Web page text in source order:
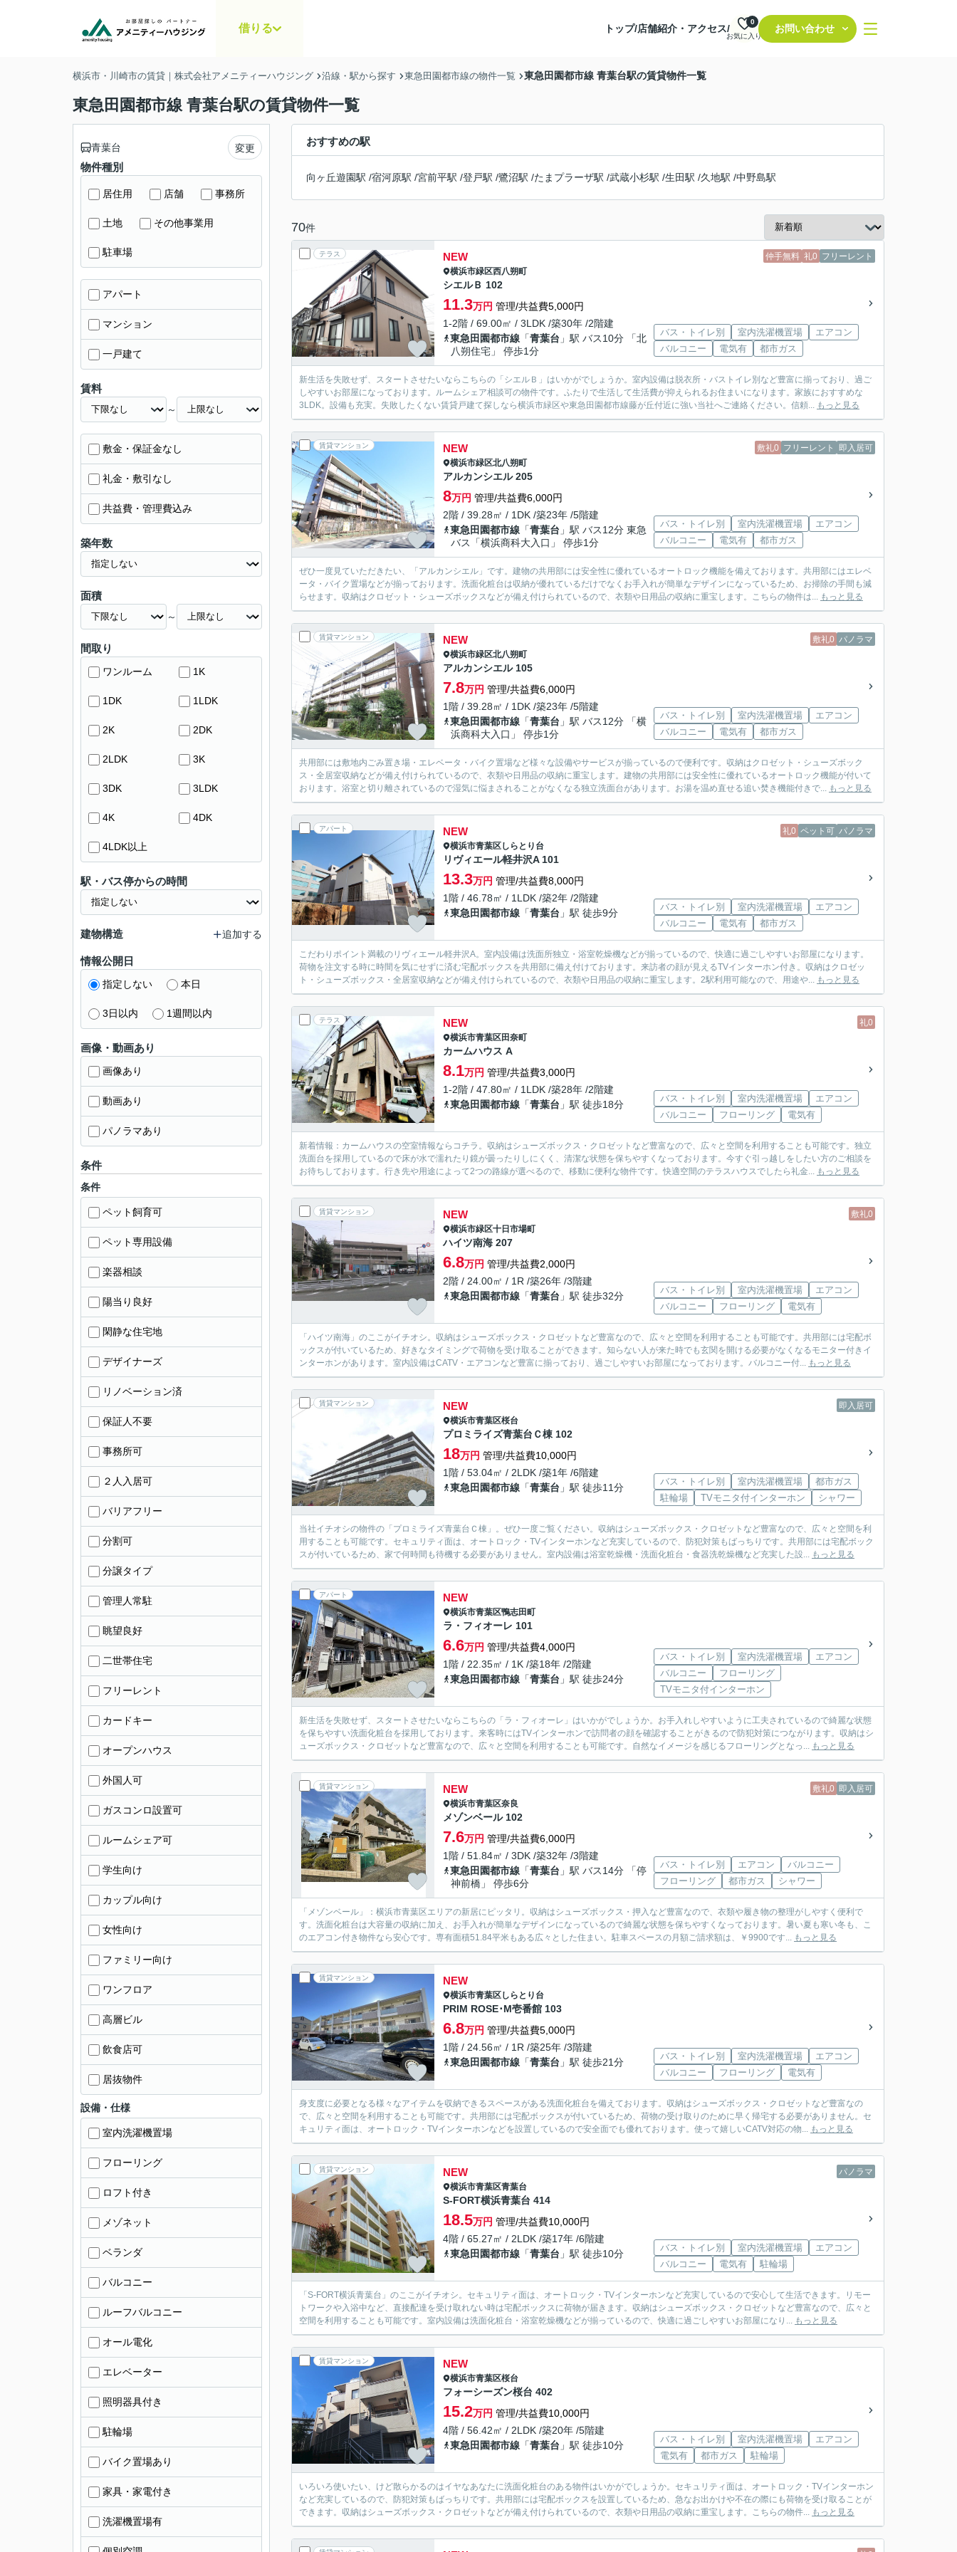
借りる トップ/店舗紹介・アクセス/
お気に入り
0
お問い合わせ
横浜市・川崎市の賃貸｜株式会社アメニティーハウジング 沿線・駅から探す 東急田園都市線の物件一覧 東急田園都市線 青葉台駅の賃貸物件一覧
東急田園都市線 青葉台駅の賃貸物件一覧
おすすめの駅
向ヶ丘遊園駅 /宿河原駅 /宮前平駅 /登戸駅 /鷺沼駅 /たまプラーザ駅 /武蔵小杉駅 /生田駅 /久地駅 /中野島駅
70件
テラス 仲手無料 礼0 フリーレント
NEW
横浜市緑区西八朔町
シエルＢ 102
11.3万円 管理/共益費5,000円
1-2階 / 69.00㎡ / 3LDK /築30年 /2階建
東急田園都市線 「青葉台 」駅 バス10分 「北
八朔住宅」 停歩1分
バス・トイレ別 室内洗濯機置場
エアコン
バルコニー
電気有 都市ガス
新生活を失敗せず、スタートさせたいならこちらの「シエルＢ」はいかがでしょうか。室内設備は脱衣所・バストイレ別など豊富に揃っており、過ご
しやすいお部屋になっております。ルームシェア相談可の物件です。ふたりで生活して生活費が抑えられるお住まいになります。家族におすすめな
3LDK。設備も充実。失敗したくない賃貸戸建て探しなら横浜市緑区や東急田園都市線藤が丘付近に強い当社へご連絡ください。信頼... もっと見る
賃貸マンション 敷礼0 フリーレント 即入居可
NEW
横浜市緑区北八朔町
アルカンシエル 205
8万円 管理/共益費6,000円
2階 / 39.28㎡ / 1DK /築23年 /5階建
東急田園都市線 「青葉台 」駅 バス12分 東急
バス「横浜商科大入口」 停歩1分
バス・トイレ別 室内洗濯機置場
エアコン
バルコニー
電気有 都市ガス
ぜひ一度見ていただきたい、「アルカンシエル」です。建物の共用部には安全性に優れているオートロック機能を備えております。共用部にはエレベ
ータ・バイク置場などが揃っております。洗面化粧台は収納が優れているだけでなくお手入れが簡単なデザインになっているため、お掃除の手間も減
らせます。収納はクロゼット・シューズボックスなどが備え付けられているので、衣類や日用品の収納に重宝します。こちらの物件は... もっと見る
賃貸マンション 敷礼0 パノラマ
NEW
横浜市緑区北八朔町
アルカンシエル 105
7.8万円 管理/共益費6,000円
1階 / 39.28㎡ / 1DK /築23年 /5階建
東急田園都市線 「青葉台 」駅 バス12分 「横
浜商科大入口」 停歩1分
バス・トイレ別 室内洗濯機置場
エアコン
バルコニー
電気有 都市ガス
共用部には敷地内ごみ置き場・エレベータ・バイク置場など様々な設備やサービスが揃っているので便利です。収納はクロゼット・シューズボック
ス・全居室収納などが備え付けられているので、衣類や日用品の収納に重宝します。建物の共用部には安全性に優れているオートロック機能が付いて
おります。浴室と切り離されているので湿気に悩まされることがなくなる独立洗面台があります。お湯を温め直せる追い焚き機能付きで... もっと見る
アパート 礼0 ペット可 パノラマ
NEW
横浜市青葉区しらとり台
リヴィエール軽井沢A 101
13.3万円 管理/共益費8,000円
1階 / 46.78㎡ / 1LDK /築2年 /2階建
東急田園都市線 「青葉台 」駅 徒歩9分
バス・トイレ別 室内洗濯機置場
エアコン
バルコニー
電気有 都市ガス
こだわりポイント満載のリヴィエール軽井沢A。室内設備は洗面所独立・浴室乾燥機などが揃っているので、快適に過ごしやすいお部屋になります。
荷物を注文する時に時間を気にせずに済む宅配ボックスを共用部に備え付けております。来訪者の顔が見えるTVインターホン付き。収納はクロゼッ
ト・シューズボックス・全居室収納などが備え付けられているので、衣類や日用品の収納に重宝します。2駅利用可能なので、用途や... もっと見る
テラス 礼0
NEW
横浜市青葉区田奈町
カームハウス A
8.1万円 管理/共益費3,000円
1-2階 / 47.80㎡ / 1LDK /築28年 /2階建
東急田園都市線 「青葉台 」駅 徒歩18分
バス・トイレ別 室内洗濯機置場
エアコン
バルコニー
フローリング 電気有
新着情報：カームハウスの空室情報ならコチラ。収納はシューズボックス・クロゼットなど豊富なので、広々と空間を利用することも可能です。独立
洗面台を採用しているので床が水で濡れたり鏡が曇ったりしにくく、清潔な状態を保ちやすくなっております。今すぐ引っ越しをしたい方のご相談を
お待ちしております。行き先や用途によって2つの路線が選べるので、移動に便利な物件です。快適空間のテラスハウスでしたら礼金... もっと見る
賃貸マンション 敷礼0
NEW
横浜市緑区十日市場町
ハイツ南海 207
6.8万円 管理/共益費2,000円
2階 / 24.00㎡ / 1R /築26年 /3階建
東急田園都市線 「青葉台 」駅 徒歩32分
バス・トイレ別 室内洗濯機置場
エアコン
バルコニー
フローリング 電気有
「ハイツ南海」のここがイチオシ。収納はシューズボックス・クロゼットなど豊富なので、広々と空間を利用することも可能です。共用部には宅配ボ
ックスが付いているため、好きなタイミングで荷物を受け取ることができます。知らない人が来た時でも玄関を開ける必要がなくなるモニター付きイ
ンターホンがあります。室内設備はCATV・エアコンなど豊富に揃っており、過ごしやすいお部屋になっております。バルコニー付... もっと見る
賃貸マンション 即入居可
NEW
横浜市青葉区桜台
プロミライズ青葉台Ｃ棟 102
18万円 管理/共益費10,000円
1階 / 53.04㎡ / 2LDK /築1年 /6階建
東急田園都市線 「青葉台 」駅 徒歩11分
バス・トイレ別 室内洗濯機置場
都市ガス
駐輪場
TVモニタ付インターホン シャワー
当社イチオシの物件の「プロミライズ青葉台Ｃ棟」。ぜひ一度ご覧ください。収納はシューズボックス・クロゼットなど豊富なので、広々と空間を利
用することも可能です。セキュリティ面は、オートロック・TVインターホンなど充実しているので、防犯対策もばっちりです。共用部には宅配ボック
スが付いているため、家で何時間も待機する必要がありません。室内設備は浴室乾燥機・洗面化粧台・食器洗乾燥機など充実した設... もっと見る
アパート NEW
横浜市青葉区鴨志田町
ラ・フィオーレ 101
6.6万円 管理/共益費4,000円
1階 / 22.35㎡ / 1K /築18年 /2階建
東急田園都市線 「青葉台 」駅 徒歩24分
バス・トイレ別 室内洗濯機置場
エアコン
バルコニー
フローリング
TVモニタ付インターホン
新生活を失敗せず、スタートさせたいならこちらの「ラ・フィオーレ」はいかがでしょうか。お手入れしやすいように工夫されているので綺麗な状態
を保ちやすい洗面化粧台を採用しております。来客時にはTVインターホンで訪問者の顔を確認することがきるので防犯対策につながります。収納はシ
ューズボックス・クロゼットなど豊富なので、広々と空間を利用することも可能です。自然なイメージを感じるフローリングとなっ... もっと見る
賃貸マンション 敷礼0 即入居可
NEW
横浜市青葉区奈良
メゾンベール 102
7.6万円 管理/共益費6,000円
1階 / 51.84㎡ / 3DK /築32年 /3階建
東急田園都市線 「青葉台 」駅 バス14分 「停
神前橋」 停歩6分
バス・トイレ別 エアコン
バルコニー
フローリング
都市ガス シャワー
「メゾンベール」：横浜市青葉区エリアの新居にピッタリ。収納はシューズボックス・押入など豊富なので、衣類や履き物の整理がしやすく便利で
す。洗面化粧台は大容量の収納に加え、お手入れが簡単なデザインになっているので綺麗な状態を保ちやすくなっております。暑い夏も寒い冬も、こ
のエアコン付き物件なら安心です。専有面積51.84平米もある広々とした住まい。駐車スペースの月額ご請求額は、￥9900です... もっと見る
賃貸マンション NEW
横浜市青葉区しらとり台
PRIM ROSE･M壱番館 103
6.8万円 管理/共益費5,000円
1階 / 24.56㎡ / 1R /築25年 /3階建
東急田園都市線 「青葉台 」駅 徒歩21分
バス・トイレ別 室内洗濯機置場
エアコン
バルコニー
フローリング 電気有
身支度に必要となる様々なアイテムを収納できるスペースがある洗面化粧台を備えております。収納はシューズボックス・クロゼットなど豊富なの
で、広々と空間を利用することも可能です。共用部には宅配ボックスが付いているため、荷物の受け取りのために早く帰宅する必要がありません。セ
キュリティ面は、オートロック・TVインターホンなどを設置しているので安全面でも優れております。使って嬉しいCATV対応の物... もっと見る
賃貸マンション パノラマ
NEW
横浜市青葉区青葉台
S-FORT横浜青葉台 414
18.5万円 管理/共益費10,000円
4階 / 65.27㎡ / 2LDK /築17年 /6階建
東急田園都市線 「青葉台 」駅 徒歩10分
バス・トイレ別 室内洗濯機置場
エアコン
バルコニー
電気有 駐輪場
「S-FORT横浜青葉台」のここがイチオシ。セキュリティ面は、オートロック・TVインターホンなど充実しているので安心して生活できます。リモー
トワークや入浴中など、直接配達を受け取れない時は宅配ボックスに荷物が届きます。収納はシューズボックス・クロゼットなど豊富なので、広々と
空間を利用することも可能です。室内設備は洗面化粧台・浴室乾燥機などが揃っているので、快適に過ごしやすいお部屋になり... もっと見る
賃貸マンション NEW
横浜市青葉区桜台
フォーシーズン桜台 402
15.2万円 管理/共益費10,000円
4階 / 56.42㎡ / 2LDK /築20年 /5階建
東急田園都市線 「青葉台 」駅 徒歩10分
バス・トイレ別 室内洗濯機置場
エアコン
電気有
都市ガス 駐輪場
いろいろ使いたい、けど散らかるのはイヤなあなたに洗面化粧台のある物件はいかがでしょうか。セキュリティ面は、オートロック・TVインターホン
など充実しているので、防犯対策もばっちりです。共用部には宅配ボックスを設置しているため、急なお出かけや不在の際にも荷物を受け取ることが
できます。収納はシューズボックス・クロゼットなどが備え付けられているので、衣類や日用品の収納に重宝します。こちらの物件... もっと見る
青葉台 変更
物件種別
居住用 店舗 事務所
土地 その他事業用
駐車場
アパート
マンション
一戸建て
賃料
～
敷金・保証金なし
礼金・敷引なし
共益費・管理費込み
築年数
面積
～
間取り
ワンルーム 1K
1DK 1LDK
2K 2DK
2LDK 3K
3DK 3LDK
4K 4DK
4LDK以上
駅・バス停からの時間
建物構造 追加する
情報公開日
指定しない 本日
3日以内 1週間以内
画像・動画あり
画像あり
動画あり
パノラマあり
条件
条件
ペット飼育可
ペット専用設備
楽器相談
陽当り良好
閑静な住宅地
デザイナーズ
リノベーション済
保証人不要
事務所可
２人入居可
バリアフリー
分割可
分譲タイプ
管理人常駐
眺望良好
二世帯住宅
フリーレント
カードキー
オープンハウス
外国人可
ガスコンロ設置可
ルームシェア可
学生向け
カップル向け
女性向け
ファミリー向け
ワンフロア
高層ビル
飲食店可
居抜物件
設備・仕様
室内洗濯機置場
フローリング
ロフト付き
メゾネット
ベランダ
バルコニー
ルーフバルコニー
オール電化
エレベーター
照明器具付き
駐輪場
バイク置場あり
家具・家電付き
洗濯機置場有